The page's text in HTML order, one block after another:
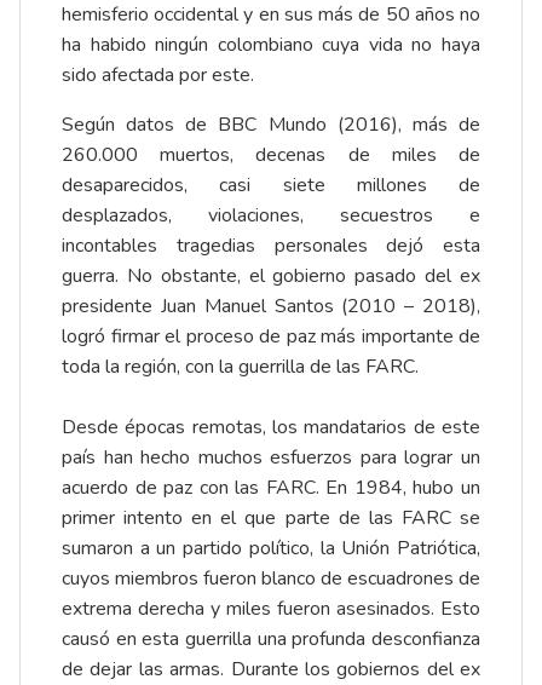
hemisferio occidental y en sus más de 50 años no
ha habido ningún colombiano cuya vida no haya
sido afectada por este.
Según datos de BBC Mundo (2016), más de
260.000 muertos, decenas de miles de
desaparecidos, casi siete millones de
desplazados, violaciones, secuestros e
incontables tragedias personales dejó esta
guerra. No obstante, el gobierno pasado del ex
presidente Juan Manuel Santos (2010 – 2018),
logró firmar el proceso de paz más importante de
toda la región, con la guerrilla de las FARC.
Desde épocas remotas, los mandatarios de este
país han hecho muchos esfuerzos para lograr un
acuerdo de paz con las FARC. En 1984, hubo un
primer intento en el que parte de las FARC se
sumaron a un partido político, la Unión Patriótica,
cuyos miembros fueron blanco de escuadrones de
extrema derecha y miles fueron asesinados. Esto
causó en esta guerrilla una profunda desconfianza
de dejar las armas. Durante los gobiernos del ex